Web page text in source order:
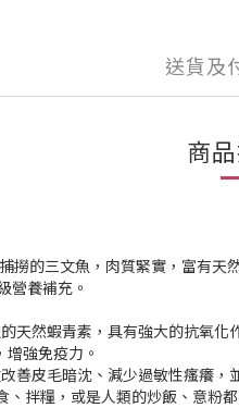
送貨及
商
的三文魚，肉質緊實，富有
營養補充。
天然蝦青素，具有強大的抗氧化
強免疫力。
善皮毛暗沈、減少過敏性瘙癢，
拌糧，或是人類的炒飯、意粉都